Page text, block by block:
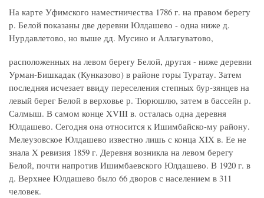
На карте Уфимского наместничества 1786 г. на правом берегу
р. Белой показаны две деревни Юлдашево - одна ниже д.
Нурдавлетово, но выше дд. Мусино и Аллагуватово,
расположенных на левом берегу Белой, другая - ниже деревни
Урман-Бишкадак (Кунказово) в районе горы Туратау. Затем
последняя исчезает ввиду переселения степных бур-зянцев на
левый берег Белой в верховье р. Тюрюшлю, затем в бассейн р.
Салмыш. В самом конце XVIII в. осталась одна деревня
Юлдашево. Сегодня она относится к Ишимбайско-му району.
Мелеузовское Юлдашево известно лишь с конца XIX в. Ее не
знала X ревизия 1859 г. Деревня возникла на левом берегу
Белой, почти напротив Ишимбаевского Юлдашево. В 1920 г. в
д. Верхнее Юлдашево было 66 дворов с населением в 311
человек.